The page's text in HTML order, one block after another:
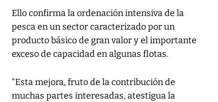
Ello confirma la ordenación intensiva de la
pesca en un sector caracterizado por un
producto básico de gran valor y el importante
exceso de capacidad en algunas flotas.
"Esta mejora, fruto de la contribución de
muchas partes interesadas, atestigua la